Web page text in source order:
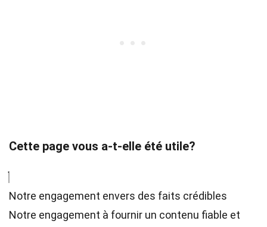
Cette page vous a-t-elle été utile?
Notre engagement envers des faits crédibles
Notre engagement à fournir un contenu fiable et